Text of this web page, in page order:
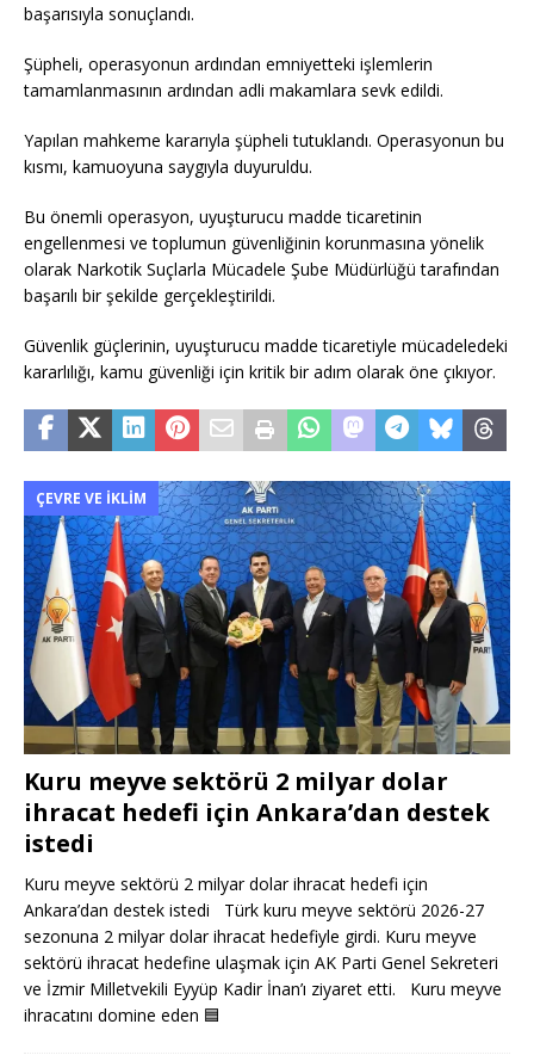
başarısıyla sonuçlandı.
Şüpheli, operasyonun ardından emniyetteki işlemlerin
tamamlanmasının ardından adli makamlara sevk edildi.
Yapılan mahkeme kararıyla şüpheli tutuklandı. Operasyonun bu
kısmı, kamuoyuna saygıyla duyuruldu.
Bu önemli operasyon, uyuşturucu madde ticaretinin
engellenmesi ve toplumun güvenliğinin korunmasına yönelik
olarak Narkotik Suçlarla Mücadele Şube Müdürlüğü tarafından
başarılı bir şekilde gerçekleştirildi.
Güvenlik güçlerinin, uyuşturucu madde ticaretiyle mücadeledeki
kararlılığı, kamu güvenliği için kritik bir adım olarak öne çıkıyor.
ÇEVRE VE İKLIM
Kuru meyve sektörü 2 milyar dolar
ihracat hedefi için Ankara’dan destek
istedi
Kuru meyve sektörü 2 milyar dolar ihracat hedefi için
Ankara’dan destek istedi Türk kuru meyve sektörü 2026-27
sezonuna 2 milyar dolar ihracat hedefiyle girdi. Kuru meyve
sektörü ihracat hedefine ulaşmak için AK Parti Genel Sekreteri
ve İzmir Milletvekili Eyyüp Kadir İnan’ı ziyaret etti. Kuru meyve
ihracatını domine eden 🟦